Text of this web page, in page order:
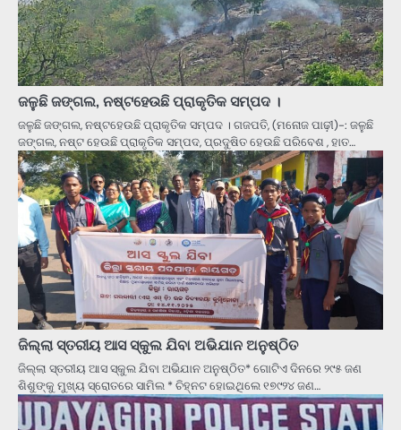
ଜଳୁଛି ଜଙ୍ଗଲ, ନଷ୍ଟହେଉଛି ପ୍ରାକୃତିକ ସମ୍ପଦ ।
ଜଳୁଛି ଜଙ୍ଗଲ, ନଷ୍ଟହେଉଛି ପ୍ରାକୃତିକ ସମ୍ପଦ । ଗଜପତି, (ମନୋଜ ପାଢ଼ୀ)-: ଜଳୁଛି
ଜଙ୍ଗଲ, ନଷ୍ଟ ହେଉଛି ପ୍ରାକୃତିକ ସମ୍ପଦ, ପ୍ରଦୁଷିତ ହେଉଛି ପରିବେଶ , ହାତ…
ଜିଲ୍ଲା ସ୍ତରୀୟ ଆସ ସ୍କୁଲ ଯିବା ଅଭିଯାନ ଅନୁଷ୍ଠିତ
ଜିଲ୍ଲା ସ୍ତରୀୟ ଆସ ସ୍କୁଲ ଯିବା ଅଭିଯାନ ଅନୁଷ୍ଠିତ* ଗୋଟିଏ ଦିନରେ ୨୯୫ ଜଣ
ଶିଶୁଙ୍କୁ ମୁଖ୍ୟ ସ୍ରୋତରେ ସାମିଲ * ଚିହ୍ନଟ ହୋଇଥିଲେ ୧୭୯୨୪ ଜଣ…